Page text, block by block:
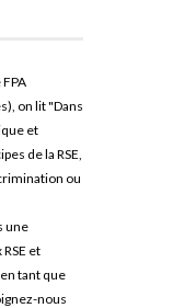
on lit "Dans
et
de la RSE,
ou
une
et
tant que
nous